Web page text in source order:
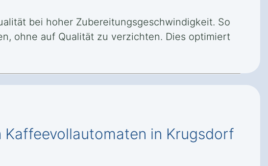
bei hoher Zubereitungsgeschwindigkeit. So
ohne auf Qualität zu verzichten. Dies optimiert
in Krugsdorf